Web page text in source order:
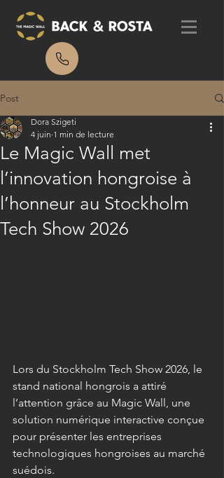
Post
Le Magic Wall met
l’innovation hongroise à
l’honneur au Stockholm
Tech Show 2026
Dora Szigeti
4 juin 1 min de lecture
Lors du Stockholm Tech Show 2026, le
stand national hongrois a attiré
l’attention grâce au Magic Wall, une
solution numérique interactive conçue
pour présenter les entreprises
technologiques hongroises au marché
suédois.